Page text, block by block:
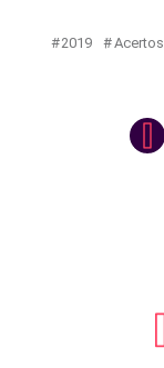
2019 Acertos